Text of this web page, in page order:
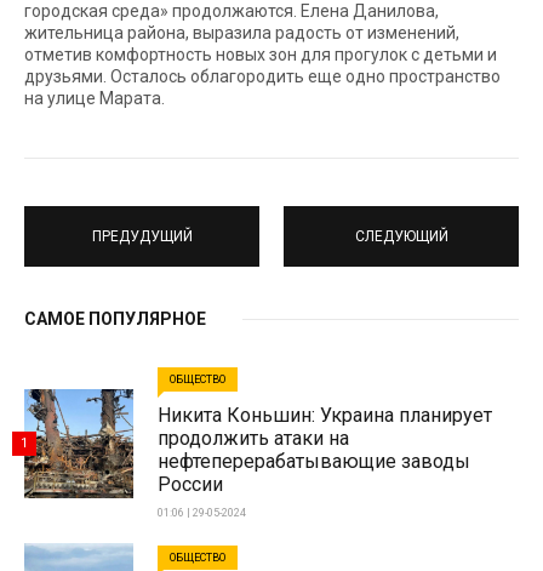
городская среда» продолжаются. Елена Данилова,
жительница района, выразила радость от изменений,
отметив комфортность новых зон для прогулок с детьми и
друзьями. Осталось облагородить еще одно пространство
на улице Марата.
ПРЕДУДУЩИЙ СЛЕДУЮЩИЙ
САМОЕ ПОПУЛЯРНОЕ
ОБЩЕСТВО
Никита Коньшин: Украина планирует
продолжить атаки на
нефтеперерабатывающие заводы
России
01:06 | 29-05-2024
1
ОБЩЕСТВО